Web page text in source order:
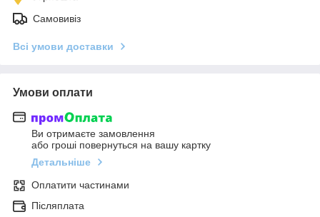
Самовивіз
Всі умови доставки
Умови оплати
Ви отримаєте замовлення
або гроші повернуться на вашу картку
Детальніше
Оплатити частинами
Післяплата